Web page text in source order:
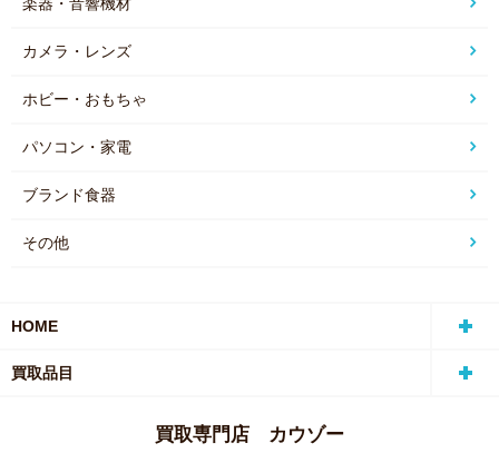
カメラ・レンズ
ホビー・おもちゃ
パソコン・家電
ブランド食器
その他
HOME
買取品目
買取専門店 カウゾー